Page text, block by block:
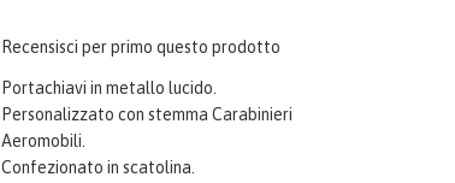
Recensisci per primo questo prodotto
Portachiavi in metallo lucido.
Personalizzato con stemma Carabinieri
Aeromobili.
Confezionato in scatolina.